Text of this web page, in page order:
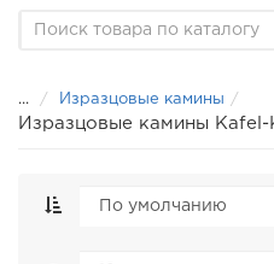
... Изразцовые камины
Изразцовые камины Kafel-